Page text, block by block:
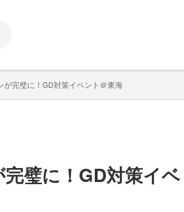
が完璧に！GD対策イベント＠東海
璧に！GD対策イベ